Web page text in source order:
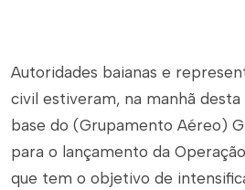
Autoridades baianas e
civil estiveram, na manhã
base do (Grupamento Aéreo)
para o lançamento da
que tem o objetivo de